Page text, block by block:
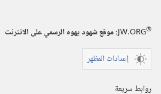
الدراسية)‏
JW.ORG®
:‏ موقع شهود يهوه الرسمي على الانترنت
إعدادات المظهر
روابط سريعة